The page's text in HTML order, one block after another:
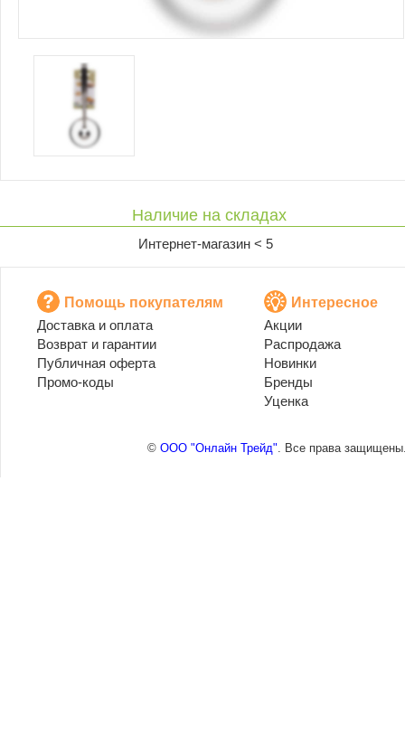
Наличие на складах
Интернет-магазин < 5
Помощь покупателям
Доставка и оплата
Возврат и гарантии
Публичная оферта
Промо-коды
Интересное
Акции
Распродажа
Новинки
Бренды
Уценка
© ООО "Онлайн Трейд". Все права